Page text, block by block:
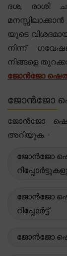
ദശ, രാശി
യുടെ
നിന്ന്
നിങ്ങളെ
ജോൻജോ
ജോൻജോ
ജോൻജോ
അറിയുക. -
ജോൻജോ
ജോൻജോ
റിപ്പോർട്ട്
ജോൻജോ